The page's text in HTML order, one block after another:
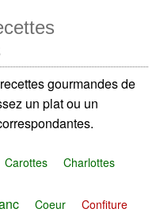
gourmandes de
un plat ou un
Carottes Charlottes
Coeur
Confiture